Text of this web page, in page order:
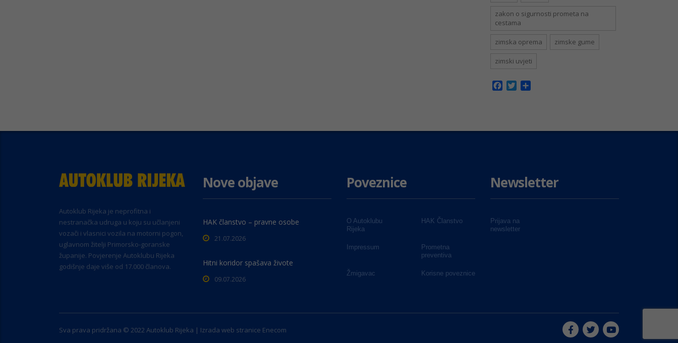
zakon o sigurnosti prometa na
cestama
zimska oprema zimske gume
zimski uvjeti
Facebook
Twitter
Autoklub Rijeka je neprofitna i
nestranačka udruga u koju su učlanjeni
vozači i vlasnici vozila na motorni pogon,
uglavnom žitelji Primorsko-goranske
županije. Povjerenje Autoklubu Rijeka
godišnje daje više od 17.000 članova.
Nove objave
HAK članstvo – pravne osobe
21.07.2026
Hitni koridor spašava živote
09.07.2026
Poveznice
O Autoklubu
Rijeka
HAK Članstvo
Impressum
Prometna
preventiva
Žmigavac Korisne poveznice
Newsletter
Prijava na
newsletter
Sva prava pridržana © 2022 Autoklub Rijeka | Izrada web stranice Enecom